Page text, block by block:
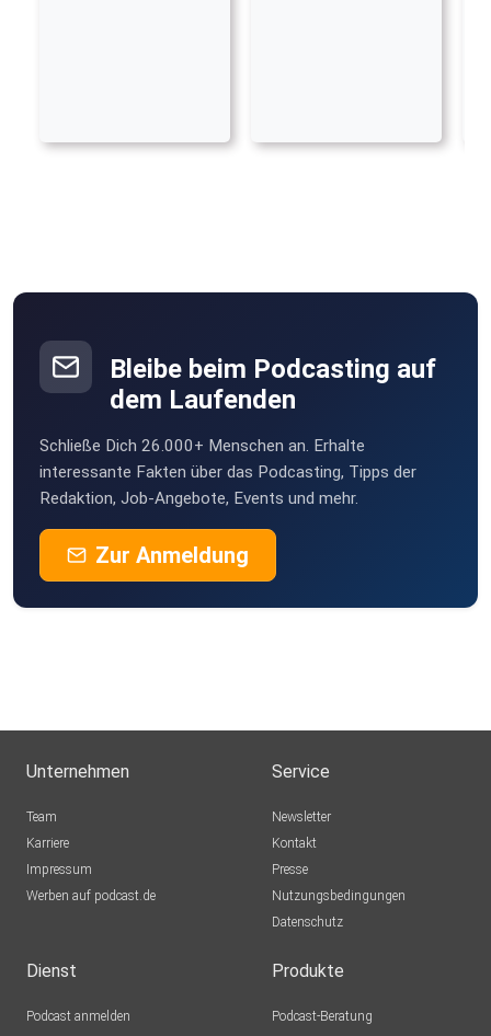
Bleibe beim Podcasting auf
dem Laufenden
Schließe Dich 26.000+ Menschen an. Erhalte
interessante Fakten über das Podcasting, Tipps der
Redaktion, Job-Angebote, Events und mehr.
Zur Anmeldung
Unternehmen
Team
Karriere
Impressum
Werben auf podcast.de
Service
Newsletter
Kontakt
Presse
Nutzungsbedingungen
Datenschutz
Dienst
Podcast anmelden
Produkte
Podcast-Beratung